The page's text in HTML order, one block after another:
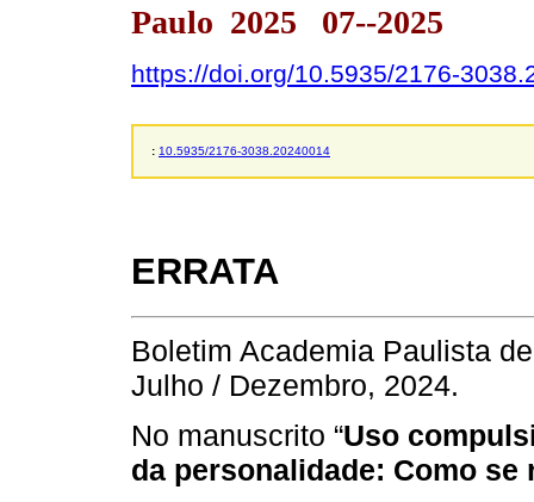
Paulo 2025 07--2025
https://doi.org/10.5935/2176-
: 10.5935/2176-3038.20240014
ERRATA
Boletim Academia Paulista
Julho / Dezembro, 2024.
No manuscrito “Uso
da personalidade: Como se